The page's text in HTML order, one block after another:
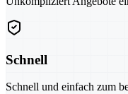
Schnell
Schnell und einfach zum